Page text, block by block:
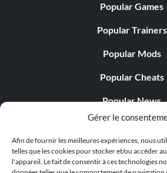
Gérer le
Afin de fournir les meilleures expériences, nous
telles que les cookies pour stocker et/ou accéder
l'appareil. Le fait de consentir à ces technologies
Popular Games
Popular Trainers
Popular Mods
Popular Cheats
Popular News
Popular Editorials
Popular Free